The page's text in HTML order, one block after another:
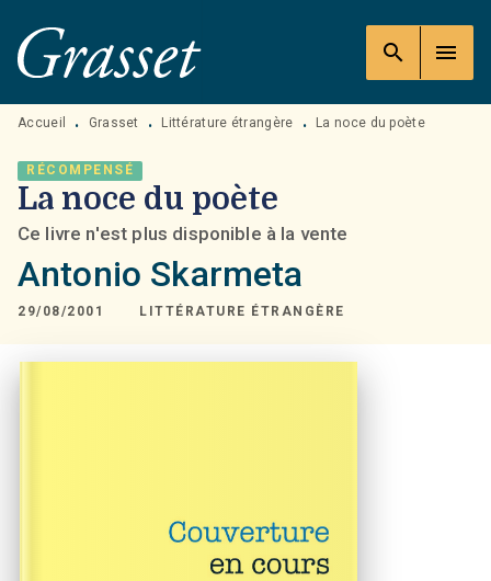
MENU RECHERCHE
PIED DE PAGE
search menu
Accueil • Grasset • Littérature étrangère • La noce du poète
RÉCOMPENSÉ
La noce du poète
Ce livre n'est plus disponible à la vente
Antonio Skarmeta
29/08/2001 LITTÉRATURE ÉTRANGÈRE